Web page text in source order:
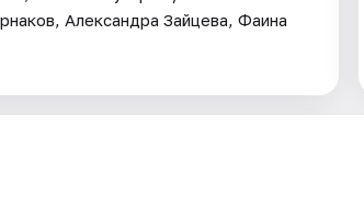
Александра Зайцева, Фаина